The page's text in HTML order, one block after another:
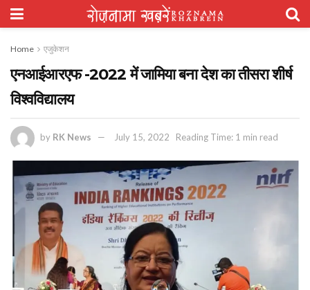
Home एजुकेशन
एनआईआरएफ -2022 में जामिया बना देश का तीसरा शीर्ष
विश्वविद्यालय
by RK News July 15, 2022 Reading Time: 1 min read